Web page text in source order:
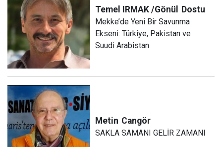
Temel IRMAK /Gönül Dostu
Mekke’de Yeni Bir Savunma
Ekseni: Türkiye, Pakistan ve
Suudi Arabistan
Metin Cangör
SAKLA SAMANI GELİR ZAMANI